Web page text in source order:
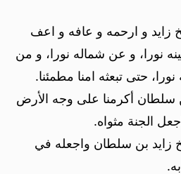
زايد و ارحمه و عافه و اعف
نورا، و عن شماله نورا، و من
حتى تبعثه امنا مطمئنا.
سلطان أكرمنا على وجه الأرض
الجنة مثواه.
زايد بن سلطان واجعله في